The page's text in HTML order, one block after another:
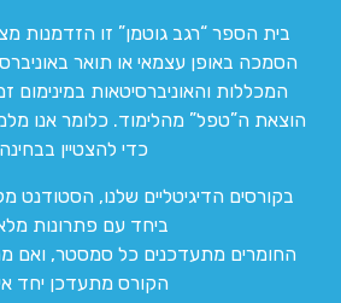
בית הספר “רגב גוטמן” זו הזדמנות
הסמכה באופן עצמאי או תואר
המכללות והאוניברסיטאות במינימום
הוצאת ה”טפל” מהלימוד. כלומר אנו
כדי להצטיין
בקורסים הדיגיטליים שלנו, הסטודנט
ביחד עם פתרונות
החומרים מתעדכנים כל סמסטר, ואם
הקורס מתעדכן יחד